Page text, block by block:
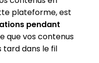
plateforme, est
pendant
que vos contenus
tard dans le fil